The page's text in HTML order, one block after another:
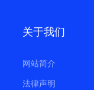
关于我们
网站简介
法律声明